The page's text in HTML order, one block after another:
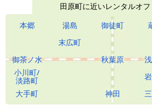
田原町に近いレンタルオフ
本郷
湯島 御徒町
末広町
御茶ノ水
秋葉原
小川町/
淡路町
大手町
神田